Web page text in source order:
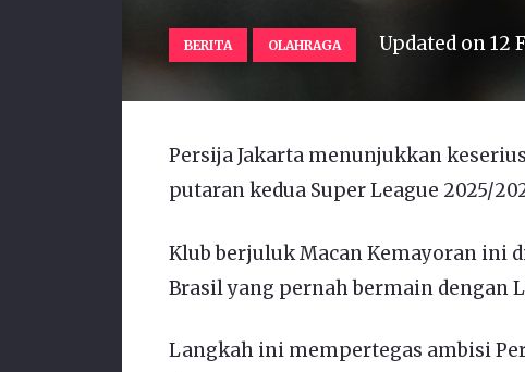
BERITA OLAHRAGA Updated on12
Persija Jakarta menunjukkan
putaran kedua Super League 2025/
Klub berjuluk Macan Kemayoran ini
Brasil yang pernah bermain dengan
Langkah ini mempertegas ambisi